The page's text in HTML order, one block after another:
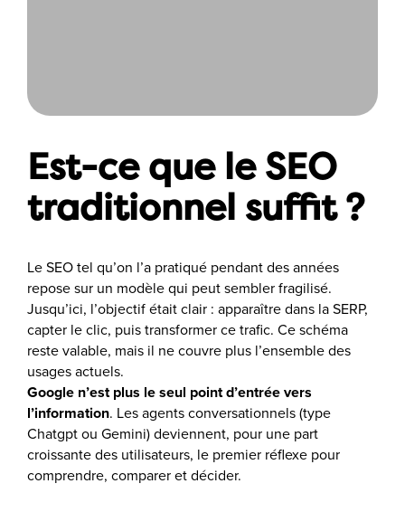
Est-ce que le SEO
traditionnel suffit ?
Le SEO tel qu’on l’a pratiqué pendant des années
repose sur un modèle qui peut sembler fragilisé.
Jusqu’ici, l’objectif était clair : apparaître dans la SERP,
capter le clic, puis transformer ce trafic. Ce schéma
reste valable, mais il ne couvre plus l’ensemble des
usages actuels.
Google n’est plus le seul point d’entrée vers
l’information. Les agents conversationnels (type
Chatgpt ou Gemini) deviennent, pour une part
croissante des utilisateurs, le premier réflexe pour
comprendre, comparer et décider.